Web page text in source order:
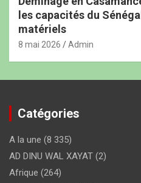
les capacités du
matériels
8 mai 2026 Admin
Catégories
A la une (8 335)
AD DINU WAL XAYAT (2)
Afrique (264)